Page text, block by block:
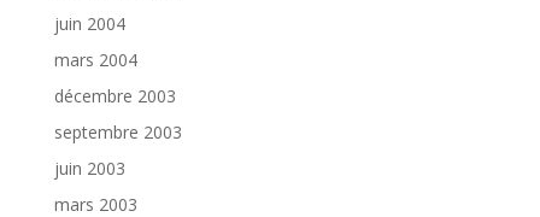
juin 2004
mars 2004
décembre 2003
septembre 2003
juin 2003
mars 2003